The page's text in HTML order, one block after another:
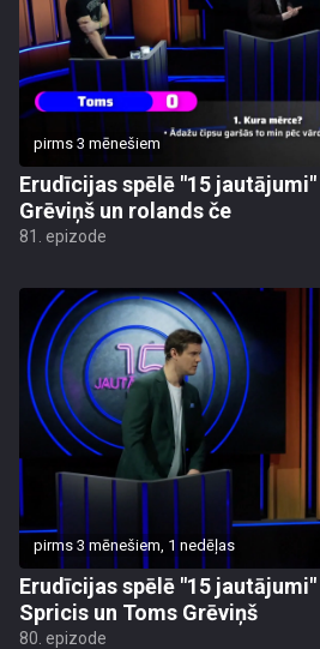
pirms 3 mēnešiem
Erudīcijas spēlē "15
Grēviņš un rolands če
81. epizode
pirms 3 mēnešiem, 1 nedēļas
Erudīcijas spēlē "15
Spricis un Toms Grēviņš
80. epizode